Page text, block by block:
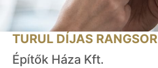
TURUL DÍJAS RANGSOR
Építők Háza Kft.